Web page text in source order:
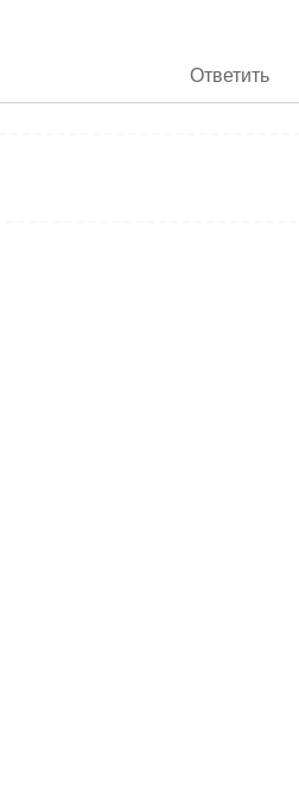
Ответить